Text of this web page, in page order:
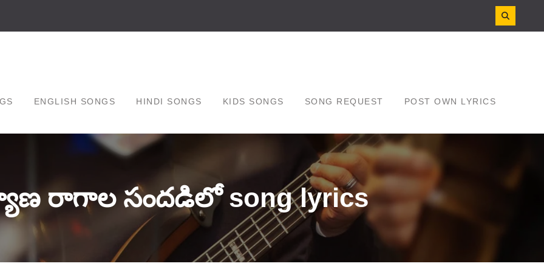
ENGLISH SONGS HINDI SONGS KIDS SONGS SONG REQUEST POST OWN LYRICS
రాగాల సందడిలో song lyrics